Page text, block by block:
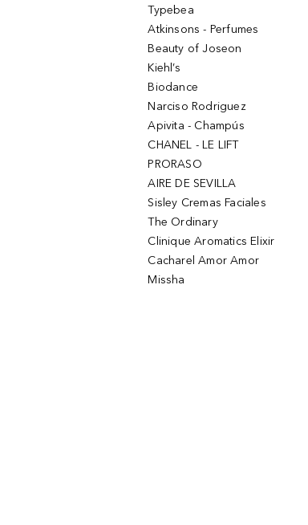
Typebea
Atkinsons - Perfumes
Beauty of Joseon
Kiehl’s
Biodance
Narciso Rodriguez
Apivita - Champús
CHANEL - LE LIFT
PRORASO
AIRE DE SEVILLA
Sisley Cremas Faciales
The Ordinary
Clinique Aromatics Elixir
Cacharel Amor Amor
Missha